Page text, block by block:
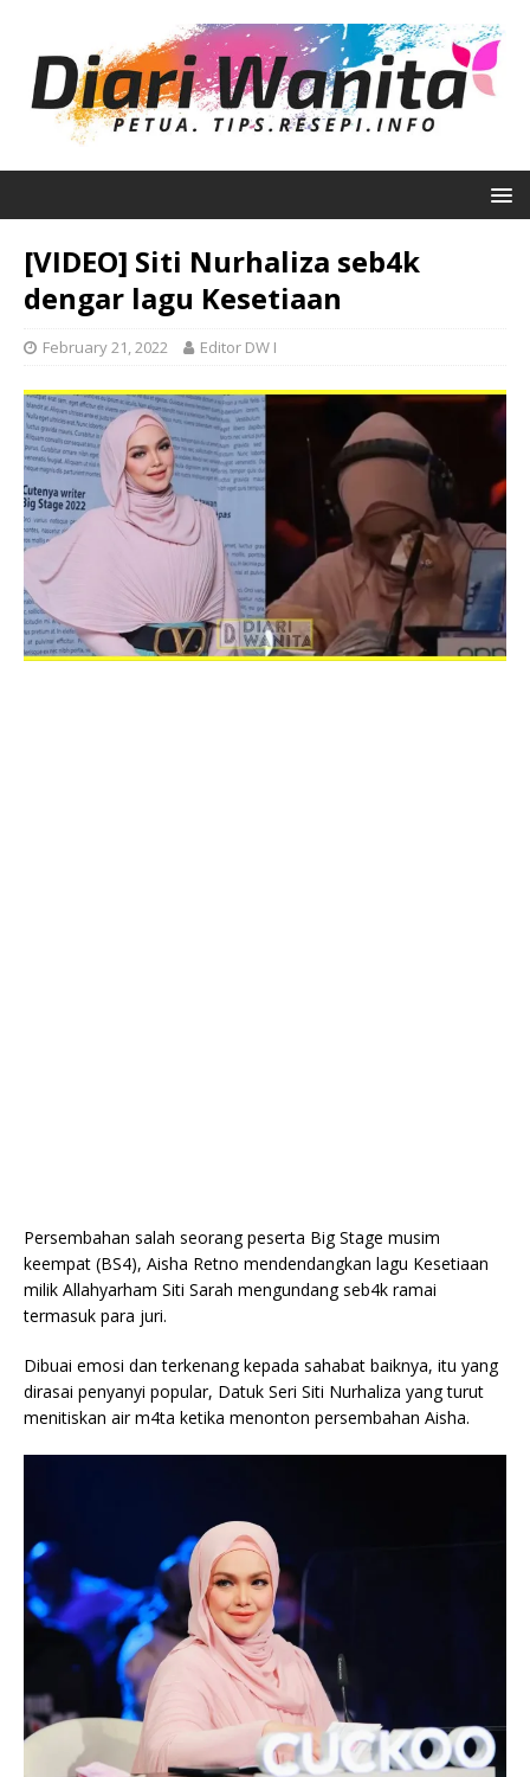
[VIDEO] Siti Nurhaliza seb4k
dengar lagu Kesetiaan
February 21, 2022 Editor DW I
Persembahan salah seorang peserta Big Stage musim
keempat (BS4), Aisha Retno mendendangkan lagu Kesetiaan
milik Allahyarham Siti Sarah mengundang seb4k ramai
termasuk para juri.
Dibuai emosi dan terkenang kepada sahabat baiknya, itu yang
dirasai penyanyi popular, Datuk Seri Siti Nurhaliza yang turut
menitiskan air m4ta ketika menonton persembahan Aisha.